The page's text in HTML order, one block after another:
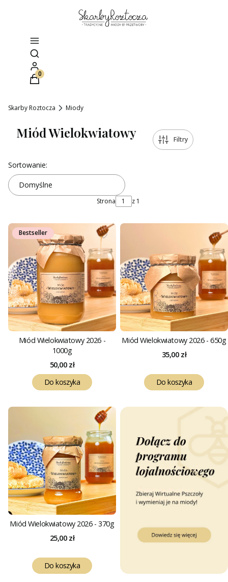
Otwórz wyszukiwarkę
Produkty w koszyku: 0. Zobacz szczegóły
Skarby Roztocza Miody
Miód Wielokwiatowy Filtry
Lista produktów
Sortowanie:
Domyślne
Strona z 1
Bestseller
Miód Wielokwiatowy 2026 -
1000g
Cena
50,00 zł
Do koszyka
Miód Wielokwiatowy 2026 - 650g
Cena
35,00 zł
Do koszyka
Miód Wielokwiatowy 2026 - 370g
Cena
25,00 zł
Do koszyka